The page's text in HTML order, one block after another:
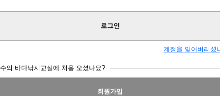
로그인
계정을 잊어버리셨
의 바다낚시교실에 처음 오셨나요?
회원가입